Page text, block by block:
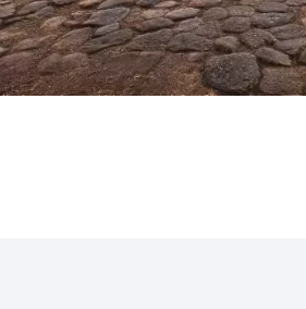
excursies (zie dag tot dag)
maaltijden